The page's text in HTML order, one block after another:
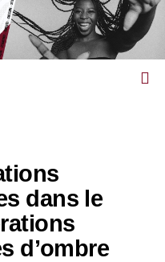
dans le
d’ombre